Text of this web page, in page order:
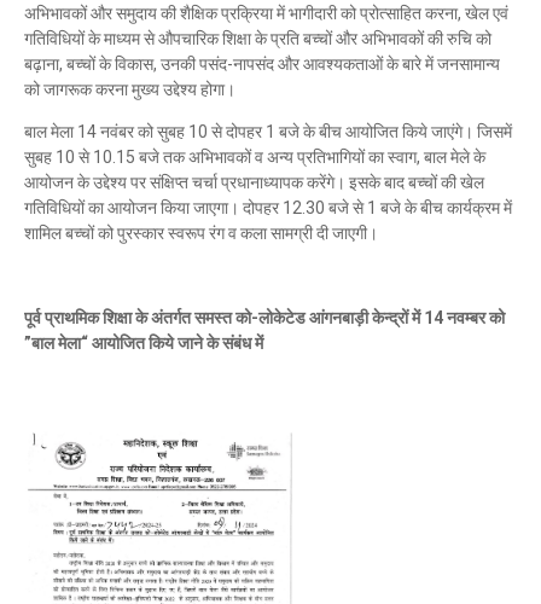
अभिभावकों और समुदाय की शैक्षिक प्रक्रिया में भागीदारी को प्रोत्साहित करना, खेल एवं
गतिविधियों के माध्यम से औपचारिक शिक्षा के प्रति बच्चों और अभिभावकों की रुचि को
बढ़ाना, बच्चों के विकास, उनकी पसंद-नापसंद और आवश्यकताओं के बारे में जनसामान्य
को जागरूक करना मुख्य उद्देश्य होगा।
बाल मेला 14 नवंबर को सुबह 10 से दोपहर 1 बजे के बीच आयोजित किये जाएंगे। जिसमें
सुबह 10 से 10.15 बजे तक अभिभावकों व अन्य प्रतिभागियों का स्वाग, बाल मेले के
आयोजन के उद्देश्य पर संक्षिप्त चर्चा प्रधानाध्यापक करेंगे। इसके बाद बच्चों की खेल
गतिविधियों का आयोजन किया जाएगा। दोपहर 12.30 बजे से 1 बजे के बीच कार्यक्रम में
शामिल बच्चों को पुरस्कार स्वरूप रंग व कला सामग्री दी जाएगी।
पूर्व प्राथमिक शिक्षा के अंतर्गत समस्त को-लोकेटेड आंगनबाड़ी केन्द्रों में 14 नवम्बर को
”बाल मेला“ आयोजित किये जाने के संबंध में